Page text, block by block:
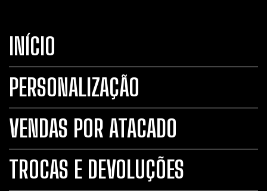
INÍCIO
PERSONALIZAÇÃO
VENDAS POR ATACADO
TROCAS E DEVOLUÇÕES